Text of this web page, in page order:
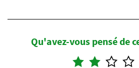
Qu'avez-vous pensé de